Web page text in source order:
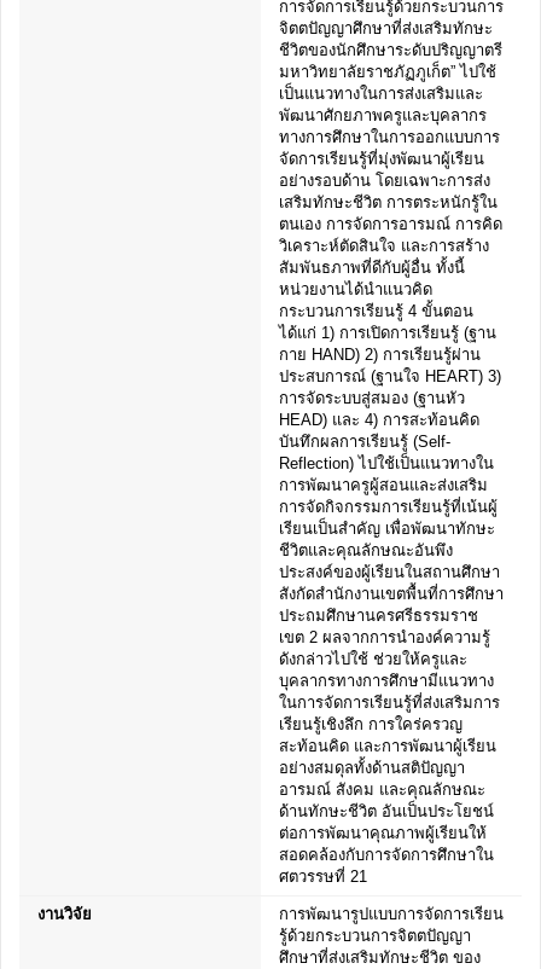
การจัดการเรียนรู้ด้วยกระบวนการ
จิตตปัญญาศึกษาที่ส่งเสริมทักษะ
ชีวิตของนักศึกษาระดับปริญญาตรี
มหาวิทยาลัยราชภัฏภูเก็ต” ไปใช้
เป็นแนวทางในการส่งเสริมและ
พัฒนาศักยภาพครูและบุคลากร
ทางการศึกษาในการออกแบบการ
จัดการเรียนรู้ที่มุ่งพัฒนาผู้เรียน
อย่างรอบด้าน โดยเฉพาะการส่ง
เสริมทักษะชีวิต การตระหนักรู้ใน
ตนเอง การจัดการอารมณ์ การคิด
วิเคราะห์ตัดสินใจ และการสร้าง
สัมพันธภาพที่ดีกับผู้อื่น ทั้งนี้
หน่วยงานได้นำแนวคิด
กระบวนการเรียนรู้ 4 ขั้นตอน
ได้แก่ 1) การเปิดการเรียนรู้ (ฐาน
กาย HAND) 2) การเรียนรู้ผ่าน
ประสบการณ์ (ฐานใจ HEART) 3)
การจัดระบบสู่สมอง (ฐานหัว
HEAD) และ 4) การสะท้อนคิด
บันทึกผลการเรียนรู้ (Self-
Reflection) ไปใช้เป็นแนวทางใน
การพัฒนาครูผู้สอนและส่งเสริม
การจัดกิจกรรมการเรียนรู้ที่เน้นผู้
เรียนเป็นสำคัญ เพื่อพัฒนาทักษะ
ชีวิตและคุณลักษณะอันพึง
ประสงค์ของผู้เรียนในสถานศึกษา
สังกัดสำนักงานเขตพื้นที่การศึกษา
ประถมศึกษานครศรีธรรมราช
เขต 2 ผลจากการนำองค์ความรู้
ดังกล่าวไปใช้ ช่วยให้ครูและ
บุคลากรทางการศึกษามีแนวทาง
ในการจัดการเรียนรู้ที่ส่งเสริมการ
เรียนรู้เชิงลึก การใคร่ครวญ
สะท้อนคิด และการพัฒนาผู้เรียน
อย่างสมดุลทั้งด้านสติปัญญา
อารมณ์ สังคม และคุณลักษณะ
ด้านทักษะชีวิต อันเป็นประโยชน์
ต่อการพัฒนาคุณภาพผู้เรียนให้
สอดคล้องกับการจัดการศึกษาใน
ศตวรรษที่ 21
งานวิจัย
การพัฒนารูปแบบการจัดการเรียน
รู้ด้วยกระบวนการจิตตปัญญา
ศึกษาที่ส่งเสริมทักษะชีวิต ของ